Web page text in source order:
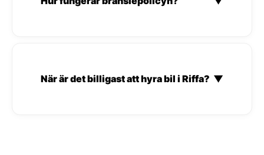
När är det billigast att hyra bil i Riffa? ▼